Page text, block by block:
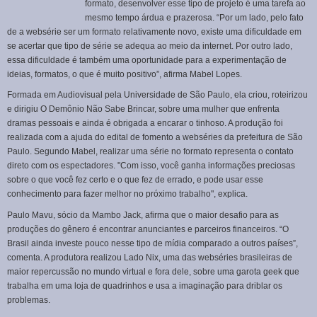
formato, desenvolver esse tipo de projeto é uma tarefa ao
mesmo tempo árdua e prazerosa. “Por um lado, pelo fato
de a websérie ser um formato relativamente novo, existe uma dificuldade em
se acertar que tipo de série se adequa ao meio da internet. Por outro lado,
essa dificuldade é também uma oportunidade para a experimentação de
ideias, formatos, o que é muito positivo”, afirma Mabel Lopes.
Formada em Audiovisual pela Universidade de São Paulo, ela criou, roteirizou
e dirigiu O Demônio Não Sabe Brincar, sobre uma mulher que enfrenta
dramas pessoais e ainda é obrigada a encarar o tinhoso. A produção foi
realizada com a ajuda do edital de fomento a webséries da prefeitura de São
Paulo. Segundo Mabel, realizar uma série no formato representa o contato
direto com os espectadores. "Com isso, você ganha informações preciosas
sobre o que você fez certo e o que fez de errado, e pode usar esse
conhecimento para fazer melhor no próximo trabalho", explica.
Paulo Mavu, sócio da Mambo Jack, afirma que o maior desafio para as
produções do gênero é encontrar anunciantes e parceiros financeiros. “O
Brasil ainda investe pouco nesse tipo de mídia comparado a outros países”,
comenta. A produtora realizou Lado Nix, uma das webséries brasileiras de
maior repercussão no mundo virtual e fora dele, sobre uma garota geek que
trabalha em uma loja de quadrinhos e usa a imaginação para driblar os
problemas.